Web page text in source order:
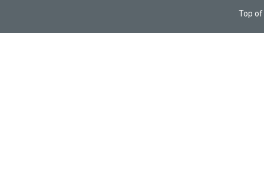
Top of